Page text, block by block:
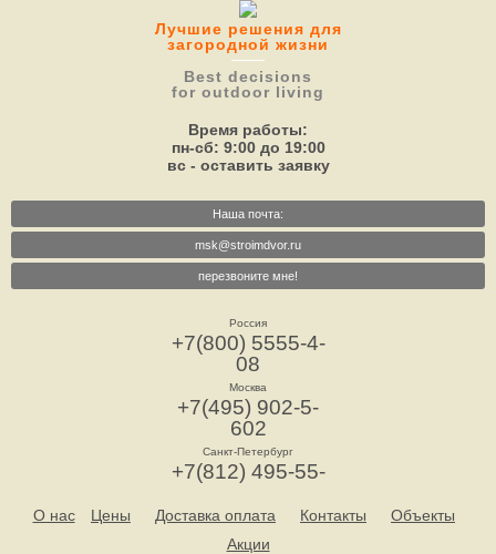
Лучшие решения для
загородной жизни
Best decisions
for outdoor living
Время работы:
пн-сб: 9:00 до 19:00
вс - оставить заявку
Наша почта:
msk@stroimdvor.ru
перезвоните мне!
Россия
+7(800) 5555-4-
08
Москва
+7(495) 902-5-
602
Санкт-Петербург
+7(812) 495-55-
О нас Цены Доставка оплата Контакты
Объекты
Акции